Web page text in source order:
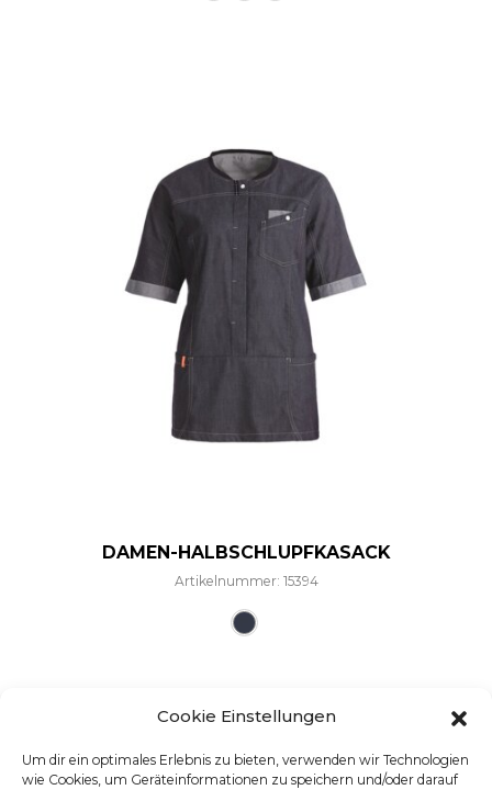
Cookie Einstellungen
Um dir ein optimales Erlebnis zu bieten, verwenden wir Technologien
wie Cookies, um Geräteinformationen zu speichern und/oder darauf
DAMEN-HALBSCHLUPFKASACK
Artikelnummer: 15394